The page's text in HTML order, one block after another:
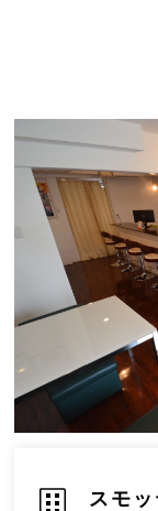
スモ